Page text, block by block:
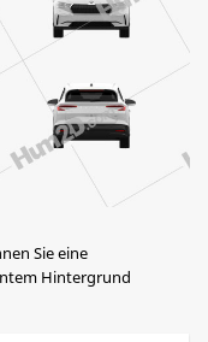
Sie eine
Hintergrund